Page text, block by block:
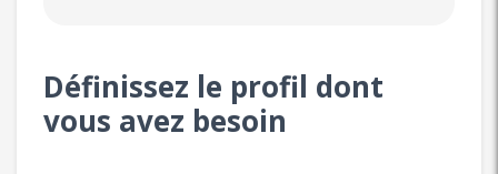
Définissez le profil dont
vous avez besoin